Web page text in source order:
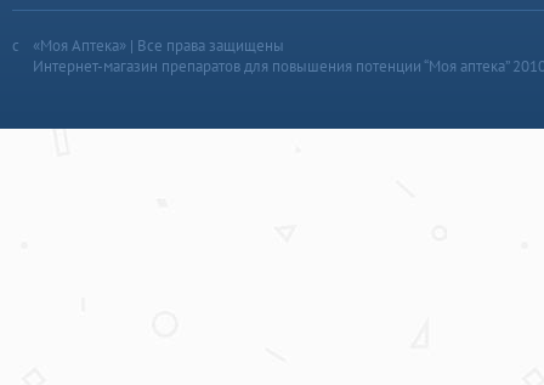
«Моя Аптека» | Все права защищены
Интернет-магазин препаратов для повышения потенции “Моя аптека”